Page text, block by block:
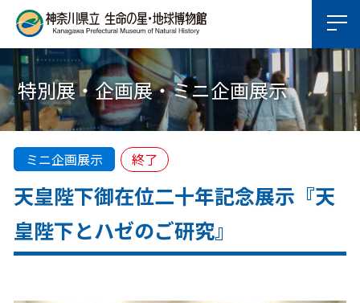
特別展・企画展・ミニ企画展示
ミニ企画展示 終了
天皇陛下御在位二十年記念展示『天
皇陛下とハゼのご研究』